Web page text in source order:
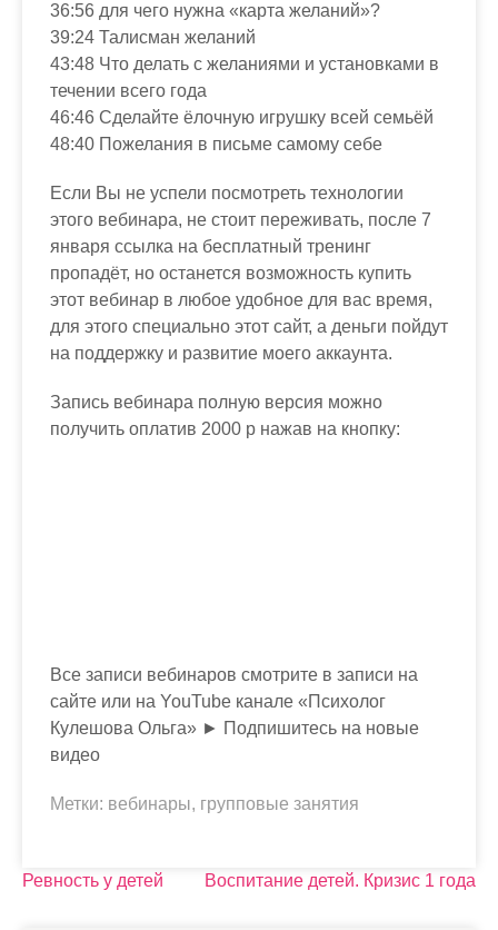
36:56 для чего нужна «карта желаний»?
39:24 Талисман желаний
43:48 Что делать с желаниями и установками в
течении всего года
46:46 Сделайте ёлочную игрушку всей семьёй
48:40 Пожелания в письме самому себе
Если Вы не успели посмотреть технологии
этого вебинара, не стоит переживать, после 7
января ссылка на бесплатный тренинг
пропадёт, но останется возможность купить
этот вебинар в любое удобное для вас время,
для этого специально этот сайт, а деньги пойдут
на поддержку и развитие моего аккаунта.
Запись вебинара полную версия можно
получить оплатив 2000 р нажав на кнопку:
Все записи вебинаров смотрите в записи на
сайте или на YouTube канале «Психолог
Кулешова Ольга» ► Подпишитесь на новые
видео
Метки: вебинары, групповые занятия
Н
Ревность у детей Воспитание детей. Кризис 1 года